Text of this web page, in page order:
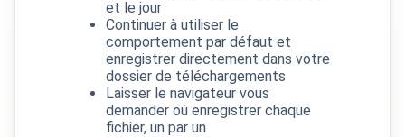
et le jour
Continuer à utiliser le
comportement par défaut et
enregistrer directement dans votre
dossier de téléchargements
Laisser le navigateur vous
demander où enregistrer chaque
fichier, un par un